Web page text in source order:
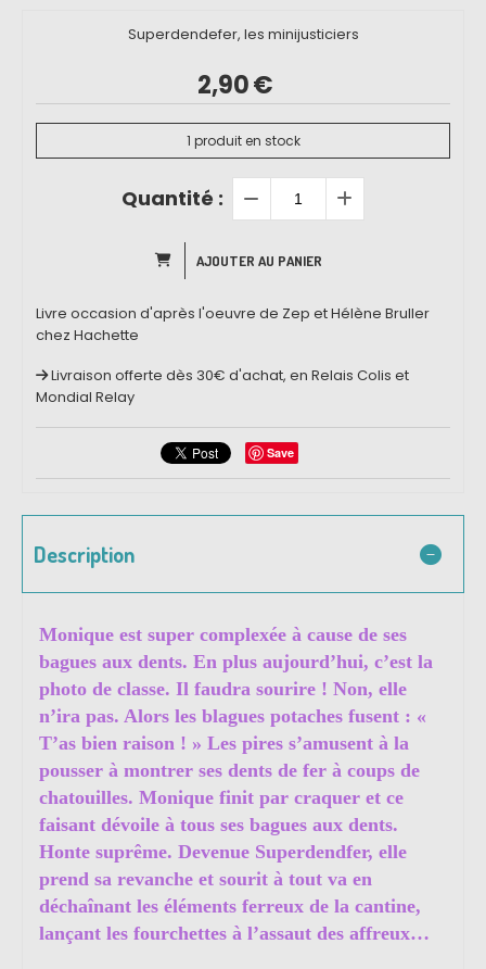
Superdendefer, les minijusticiers
2,90€
1 produit en stock
Quantité :
AJOUTER AU PANIER
Livre occasion d'après l'oeuvre de Zep et Hélène Bruller
chez Hachette
Livraison offerte dès 30€ d'achat, en Relais Colis et
Mondial Relay
Save
Description
Monique est super complexée à cause de ses
bagues aux dents. En plus aujourd’hui, c’est la
photo de classe. Il faudra sourire ! Non, elle
n’ira pas. Alors les blagues potaches fusent : «
T’as bien raison ! » Les pires s’amusent à la
pousser à montrer ses dents de fer à coups de
chatouilles. Monique finit par craquer et ce
faisant dévoile à tous ses bagues aux dents.
Honte suprême. Devenue Superdendfer, elle
prend sa revanche et sourit à tout va en
déchaînant les éléments ferreux de la cantine,
lançant les fourchettes à l’assaut des affreux…